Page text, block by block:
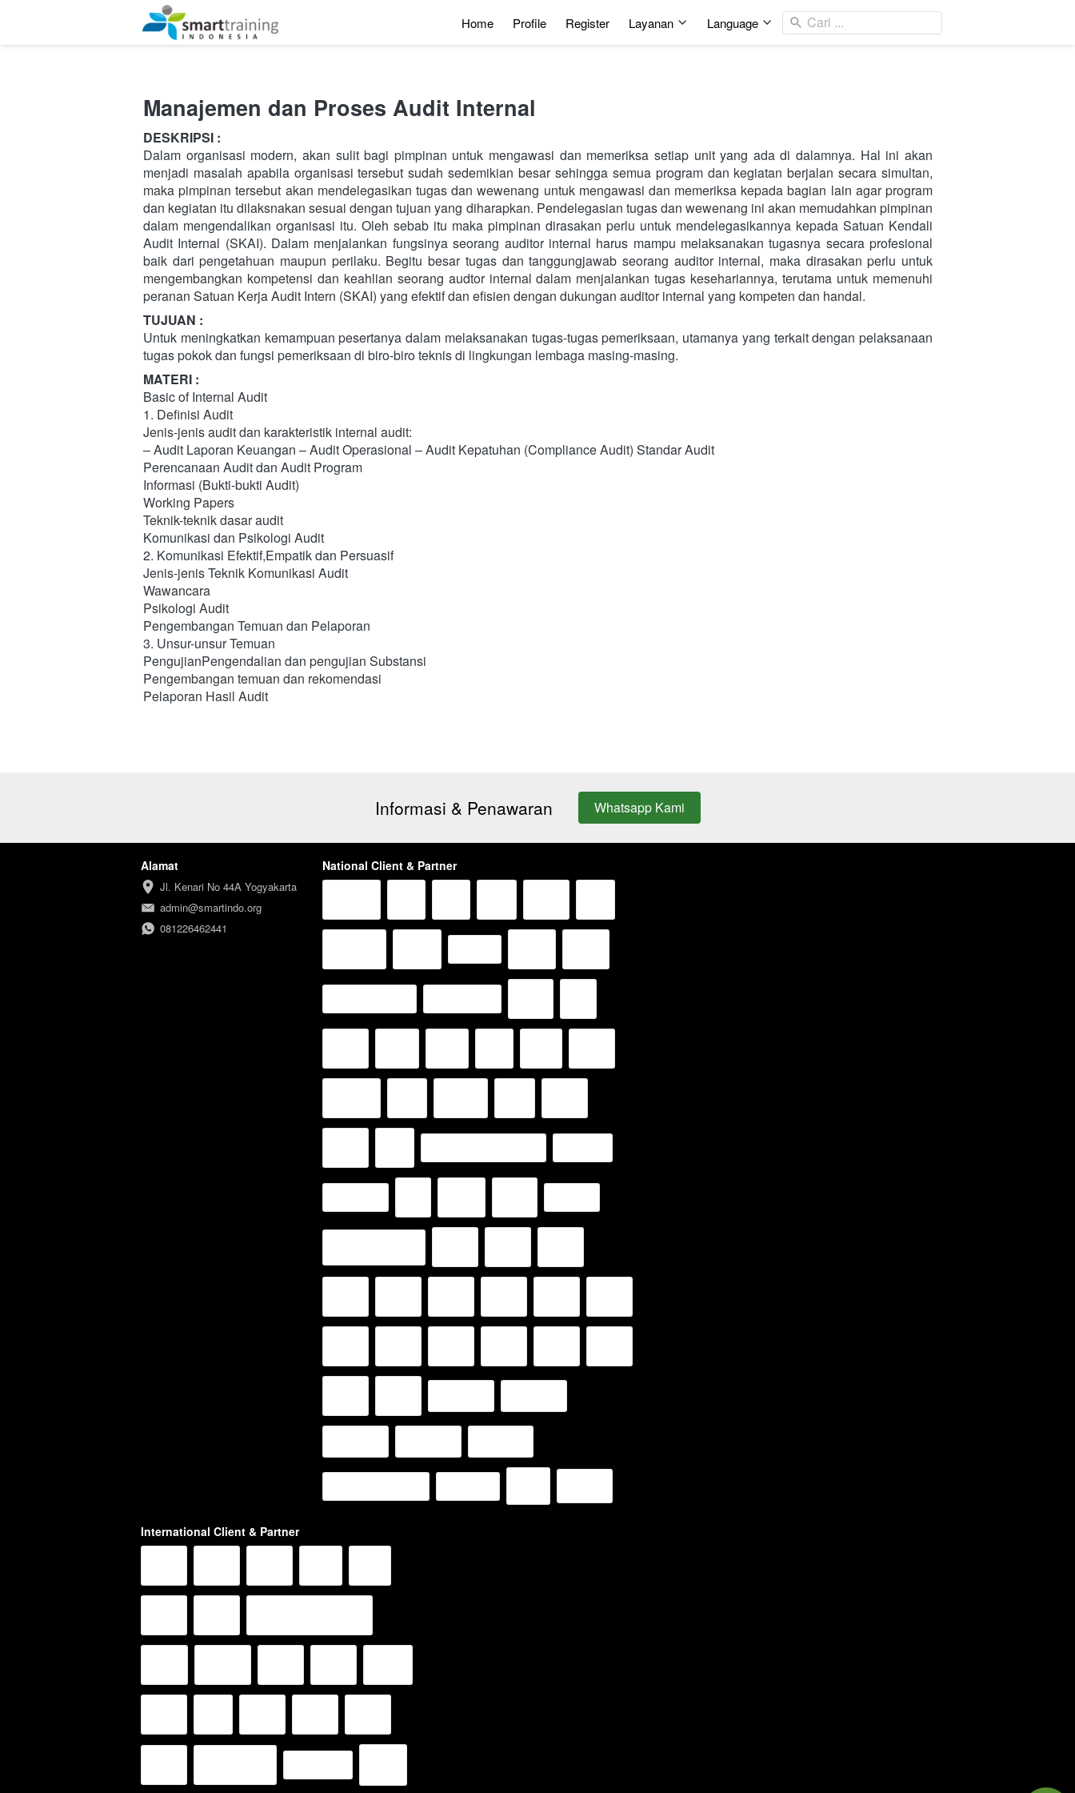
Home Profile Register Layanan Language Cari ...
Manajemen dan Proses Audit Internal
DESKRIPSI :
Dalam organisasi modern, akan sulit bagi pimpinan untuk mengawasi dan memeriksa setiap unit yang ada di dalamnya. Hal ini akan
menjadi masalah apabila organisasi tersebut sudah sedemikian besar sehingga semua program dan kegiatan berjalan secara simultan,
maka pimpinan tersebut akan mendelegasikan tugas dan wewenang untuk mengawasi dan memeriksa kepada bagian lain agar program
dan kegiatan itu dilaksnakan sesuai dengan tujuan yang diharapkan. Pendelegasian tugas dan wewenang ini akan memudahkan pimpinan
dalam mengendalikan organisasi itu. Oleh sebab itu maka pimpinan dirasakan perlu untuk mendelegasikannya kepada Satuan Kendali
Audit Internal (SKAI). Dalam menjalankan fungsinya seorang auditor internal harus mampu melaksanakan tugasnya secara profesional
baik dari pengetahuan maupun perilaku. Begitu besar tugas dan tanggungjawab seorang auditor internal, maka dirasakan perlu untuk
mengembangkan kompetensi dan keahlian seorang audtor internal dalam menjalankan tugas kesehariannya, terutama untuk memenuhi
peranan Satuan Kerja Audit Intern (SKAI) yang efektif dan efisien dengan dukungan auditor internal yang kompeten dan handal.
TUJUAN :
Untuk meningkatkan kemampuan pesertanya dalam melaksanakan tugas-tugas pemeriksaan, utamanya yang terkait dengan pelaksanaan
tugas pokok dan fungsi pemeriksaan di biro-biro teknis di lingkungan lembaga masing-masing.
MATERI :
Basic of Internal Audit
1. Definisi Audit
Jenis-jenis audit dan karakteristik internal audit:
– Audit Laporan Keuangan – Audit Operasional – Audit Kepatuhan (Compliance Audit) Standar Audit
Perencanaan Audit dan Audit Program
Informasi (Bukti-bukti Audit)
Working Papers
Teknik-teknik dasar audit
Komunikasi dan Psikologi Audit
2. Komunikasi Efektif,Empatik dan Persuasif
Jenis-jenis Teknik Komunikasi Audit
Wawancara
Psikologi Audit
Pengembangan Temuan dan Pelaporan
3. Unsur-unsur Temuan
PengujianPengendalian dan pengujian Substansi
Pengembangan temuan dan rekomendasi
Pelaporan Hasil Audit
Informasi & Penawaran `
Whatsapp Kami
Alamat
Jl. Kenari No 44A Yogyakarta
admin@smartindo.org
081226462441
National Client & Partner
International Client & Partner